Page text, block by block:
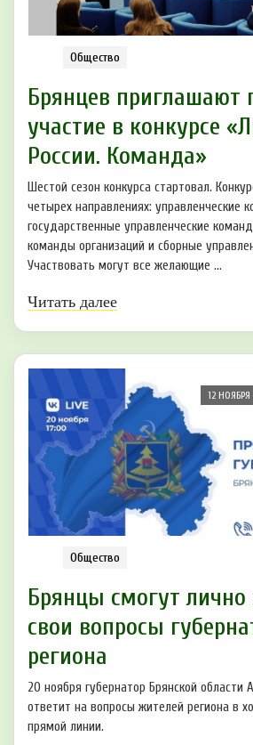
Общество
Брянцев приглашают
участие в конкурсе
России. Команда»
Шестой сезон конкурса стартовал.
четырех направлениях: управленческие
государственные управленческие
команды организаций и сборные
Участвовать могут все желающие ...
Читать далее
12 НОЯБРЯ
Общество
Брянцы смогут лично
свои вопросы
региона
20 ноября губернатор Брянской области
ответит на вопросы жителей региона в
прямой линии.